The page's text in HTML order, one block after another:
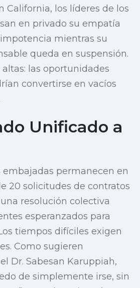
California, los líderes de los
en privado su empatía
mientras su
queda en suspensión.
altas: las oportunidades
convertirse en vacíos
Unificado a
embajadas permanecen en
20 solicitudes de contratos
resolución colectiva
esperanzados para
tiempos difíciles exigen
Como sugieren
Dr. Sabesan Karuppiah,
de simplemente irse, sin